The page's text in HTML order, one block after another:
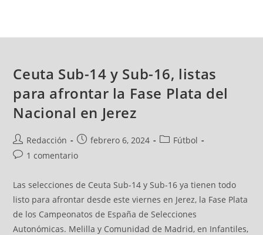
Ceuta Sub-14 y Sub-16, listas
para afrontar la Fase Plata del
Nacional en Jerez
Redacción febrero 6, 2024
Fútbol
1 comentario
Las selecciones de Ceuta Sub-14 y Sub-16 ya tienen todo
listo para afrontar desde este viernes en Jerez, la Fase Plata
de los Campeonatos de España de Selecciones
Autonómicas. Melilla y Comunidad de Madrid, en Infantiles,